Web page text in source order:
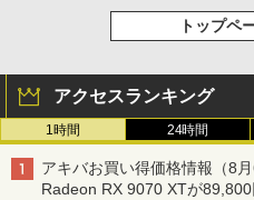
トップペ
アクセスランキング
1時間 24時間
アキバお買い得価格情報（8
Radeon RX 9070 XTが